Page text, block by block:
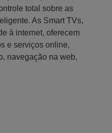
total sobre as
As Smart TVs,
à internet, oferecem
e serviços online,
navegação na web,